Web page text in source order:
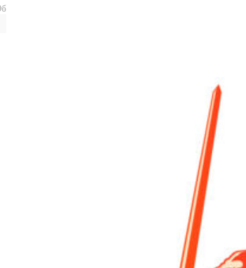
база конкурсов и грантов в области